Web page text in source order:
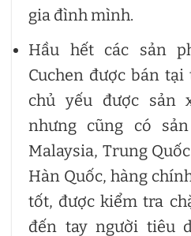
gia đình mình.
Hầu hết các sản
Cuchen được bán
chủ yếu được sản
nhưng cũng có
Malaysia, Trung
Hàn Quốc, hàng
tốt, được kiểm tra
đến tay người tiêu